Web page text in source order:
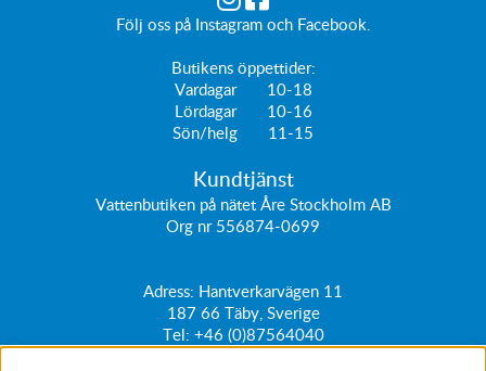
Följ oss på Instagramoch Facebook
Butikens öppettider:
Vardagar 10-18
Lördagar 10-16
Sön/helg 11-15
Kundtjänst
Vattenbutiken på nätet Åre Stockholm AB
Org nr 556874-0699
Adress: Hantverkarvägen 11
187 66 Täby, Sverige
Tel: +46 (0)87564040
kundtjanst@vattenbutiken.se